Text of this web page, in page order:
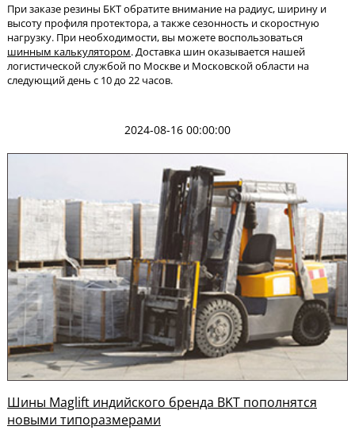
При заказе резины БКТ обратите внимание на радиус, ширину и
высоту профиля протектора, а также сезонность и скоростную
нагрузку. При необходимости, вы можете воспользоваться
шинным калькулятором. Доставка шин оказывается нашей
логистической службой по Москве и Московской области на
следующий день с 10 до 22 часов.
2024-08-16 00:00:00
Шины Maglift индийского бренда BKT пополнятся
новыми типоразмерами